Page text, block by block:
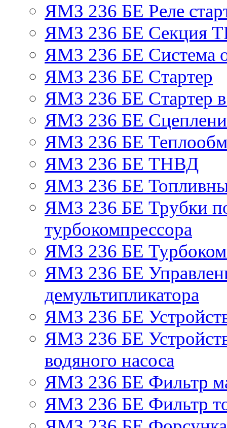
ЯМЗ 236 БЕ Реле
ЯМЗ 236 БЕ Секция
ЯМЗ 236 БЕ Система
ЯМЗ 236 БЕ Стартер
ЯМЗ 236 БЕ Стартер в
ЯМЗ 236 БЕ
ЯМЗ 236 БЕ
ЯМЗ 236 БЕ ТНВД
ЯМЗ 236 БЕ
ЯМЗ 236 БЕ Трубки
турбокомпрессора
ЯМЗ 236 БЕ
ЯМЗ 236 БЕ
демультипликатора
ЯМЗ 236 БЕ
ЯМЗ 236 БЕ
водяного насоса
ЯМЗ 236 БЕ Фильтр
ЯМЗ 236 БЕ Фильтр